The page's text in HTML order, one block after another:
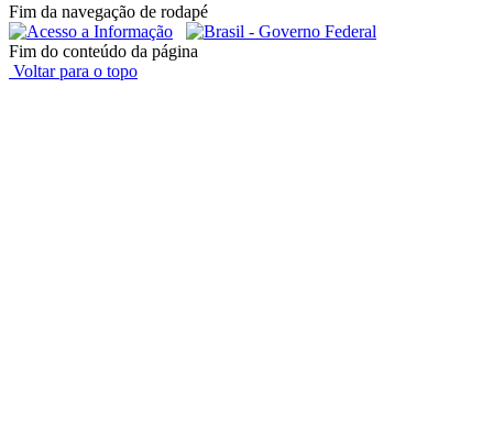
Fim da navegação de rodapé
Fim do conteúdo da página
Voltar para o topo